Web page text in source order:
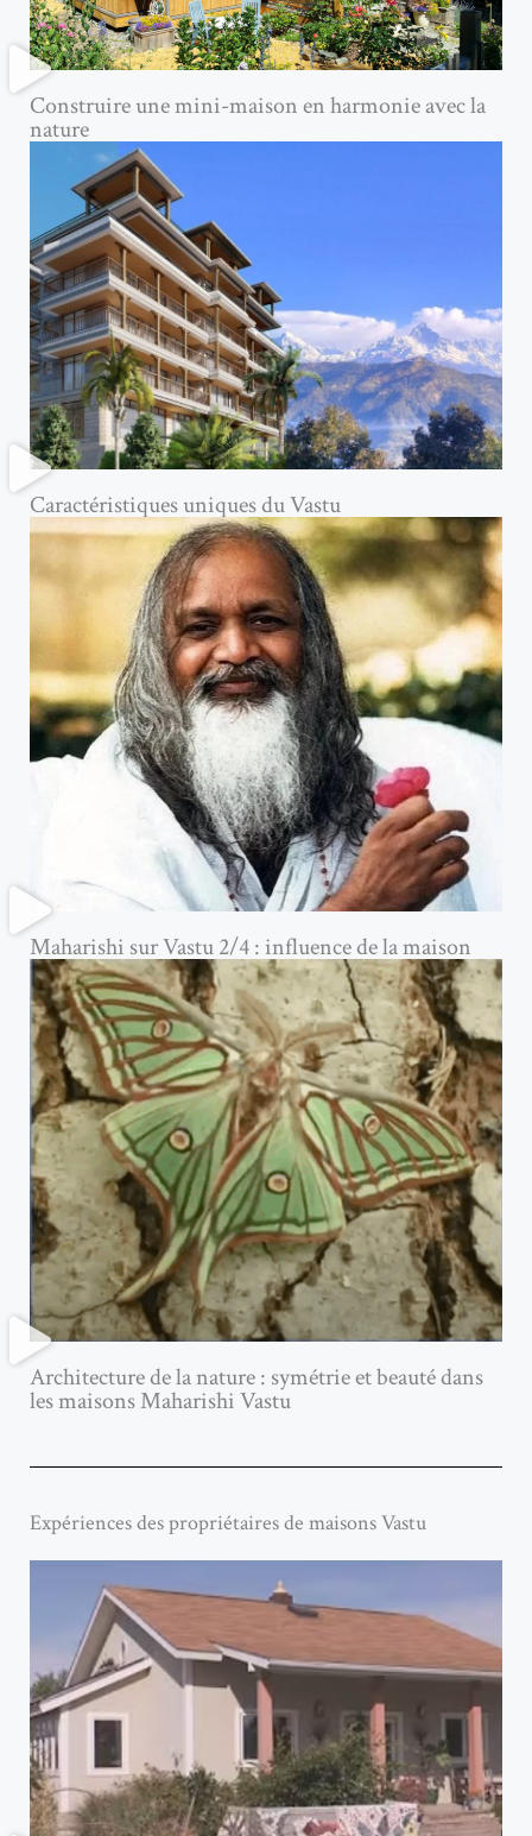
Construire une mini-maison en harmonie avec la
nature
Caractéristiques uniques du Vastu
Maharishi sur Vastu 2/4 : influence de la maison
Architecture de la nature : symétrie et beauté dans
les maisons Maharishi Vastu
Expériences des propriétaires de maisons Vastu